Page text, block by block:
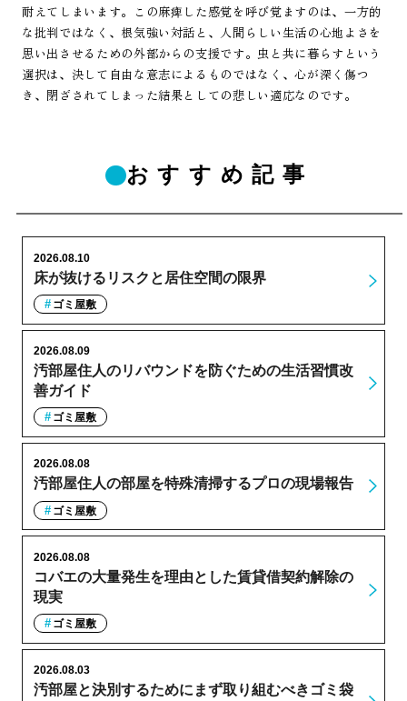
耐えてしまいます。この麻痺した感覚を呼び覚ますのは、一方的
な批判ではなく、根気強い対話と、人間らしい生活の心地よさを
思い出させるための外部からの支援です。虫と共に暮らすという
選択は、決して自由な意志によるものではなく、心が深く傷つ
き、閉ざされてしまった結果としての悲しい適応なのです。
おすすめ記事
床が抜けるリスクと居住空間の限界
2026.08.10
ゴミ屋敷
汚部屋住人のリバウンドを防ぐための生活習慣改
善ガイド
2026.08.09
ゴミ屋敷
汚部屋住人の部屋を特殊清掃するプロの現場報告
2026.08.08
ゴミ屋敷
コバエの大量発生を理由とした賃貸借契約解除の
現実
2026.08.08
ゴミ屋敷
汚部屋と決別するためにまず取り組むべきゴミ袋
2026.08.03